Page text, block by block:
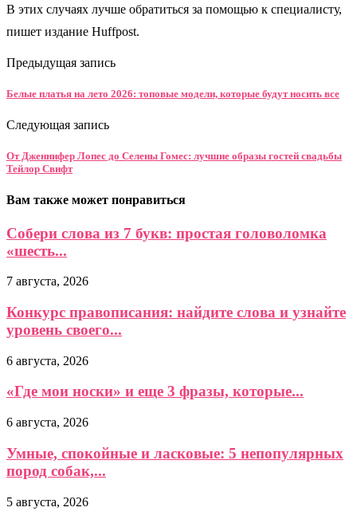
В этих случаях лучше обратиться за помощью к специалисту,
пишет издание Huffpost.
Предыдущая запись
Белые платья на лето 2026: топовые модели, которые будут носить все
Следующая запись
От Дженнифер Лопес до Селены Гомес: лучшие образы гостей свадьбы
Тейлор Свифт
Вам также может понравиться
Собери слова из 7 букв: простая головоломка
«шесть...
7 августа, 2026
Конкурс правописания: найдите слова и узнайте
уровень своего...
6 августа, 2026
«Где мои носки» и еще 3 фразы, которые...
6 августа, 2026
Умные, спокойные и ласковые: 5 непопулярных
пород собак,...
5 августа, 2026